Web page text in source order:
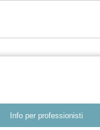
Info per professionisti